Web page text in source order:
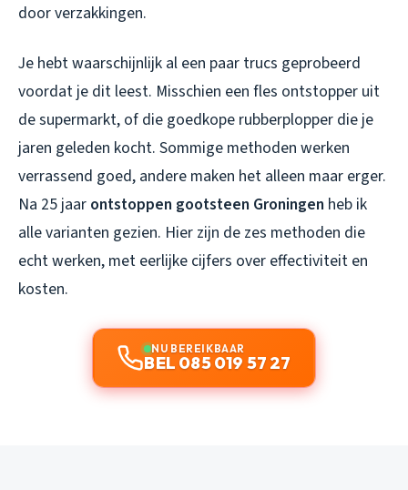
door verzakkingen.
Je hebt waarschijnlijk al een paar trucs geprobeerd
voordat je dit leest. Misschien een fles ontstopper uit
de supermarkt, of die goedkope rubberplopper die je
jaren geleden kocht. Sommige methoden werken
verrassend goed, andere maken het alleen maar erger.
Na 25 jaar ontstoppen gootsteen Groningen heb ik
alle varianten gezien. Hier zijn de zes methoden die
echt werken, met eerlijke cijfers over effectiviteit en
kosten.
NU BEREIKBAAR
BEL 085 019 57 27